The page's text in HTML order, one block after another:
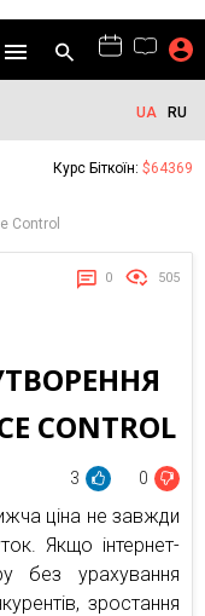
UA RU
Курс Біткоїн: $64369
Control
0 505
CONTROL
3 0
ціна не завжди
Якщо інтернет-
без урахування
зростання